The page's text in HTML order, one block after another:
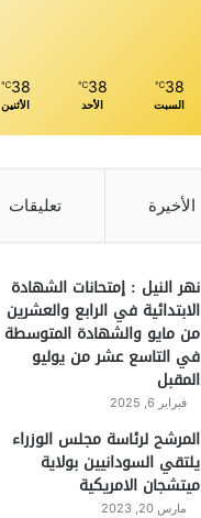
38
℃
السبت
38
℃
الأحد
38
℃
الأثنين
الأخيرة تعليقات
نهر النيل : إمتحانات الشهادة
الابتدائية في الرابع والعشرين
من مايو والشهادة المتوسطة
في التاسع عشر من يوليو
المقبل
فبراير 6, 2025
المرشح لرئاسة مجلس الوزراء
يلتقي السودانيين بولاية
ميتشجان الامريكية
مارس 20, 2023